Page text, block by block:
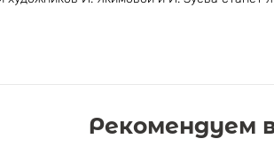
Рекомендуем